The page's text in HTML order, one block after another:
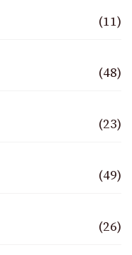
(11)
(48)
(23)
(49)
(26)